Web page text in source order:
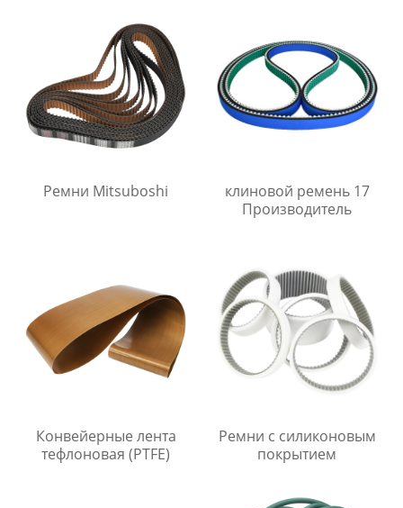
Ремни Mitsuboshi
клиновой ремень 17
Производитель
Конвейерные лента
тефлоновая (PTFE)
Ремни с силиконовым
покрытием